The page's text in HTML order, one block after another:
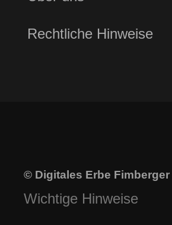
Rechtliche Hinweise
© Digitales Erbe Fimberger
Wichtige Hinweise